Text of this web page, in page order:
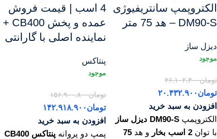
الکتروپمپ سانتریفیوژی
DM90-S – هد 75 متر
دیزل ساز
تومان۲۶.۱۰۲.۳۰۰
تومان۲۰.۴۳۲.۹۰۰
افزودن به سبد خرید
الکتروپمپ DM90‑S دیزل ساز
با توان 2 اسب بخار و هد 75
4 اسب | قیمت فروش
عمده و پخش CB400 +
نماینده اصلی با گارانتی
پنتاکس
تومان۱۵۶.۹۰۰.۸۰۰
تومان۱۴۲.۹۱۸.۹۰۰
افزودن به سبد خرید
پمپ دو پروانه پنتاکس CB400